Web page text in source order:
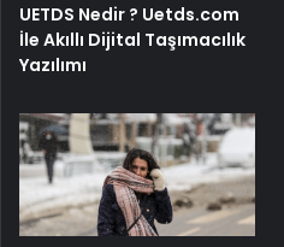
UETDS Nedir ? Uetds.com
İle Akıllı Dijital Taşımacılık
Yazılımı